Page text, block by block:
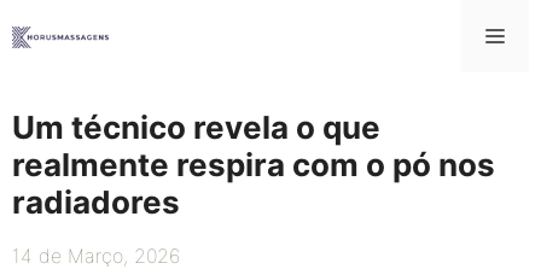
para
Um técnico revela o que
realmente respira com o pó nos
radiadores
14 de Março, 2026